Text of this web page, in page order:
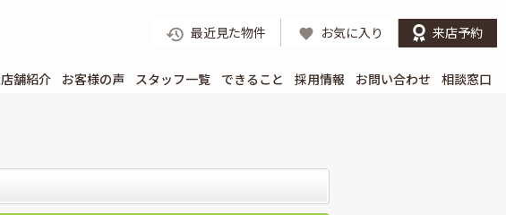
最近見た物件 お気に入り 来店予約
店舗紹介 お客様の声 スタッフ一覧 できること 採用情報 お問い合わせ 相談窓口